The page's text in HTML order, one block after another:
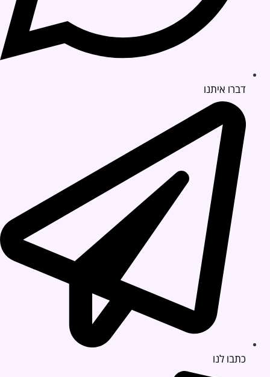
דברו איתנו
כתבו לנו